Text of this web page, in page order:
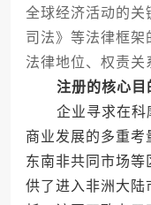
全球经济活动的关
司法》等法律框架
法律地位、权责关
注册的核心目
企业寻求在科摩
商业发展的多重考
东南非共同市场等
供了进入非洲大陆